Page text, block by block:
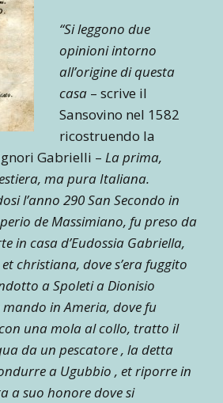
“Si leggono due
opinioni intorno
all’origine di questa
casa – scrive il
Sansovino nel 1582
ricostruendo la
Gabrielli – La prima,
ma pura Italiana.
l’anno 290 San Secondo in
de Massimiano, fu preso da
in casa d’Eudossia Gabriella,
christiana, dove s’era fuggito
a Spoleti a Dionisio
in Ameria, dove fu
una mola al collo, tratto il
da un pescatore , la detta
a Ugubbio , et riporre in
a suo honore dove si